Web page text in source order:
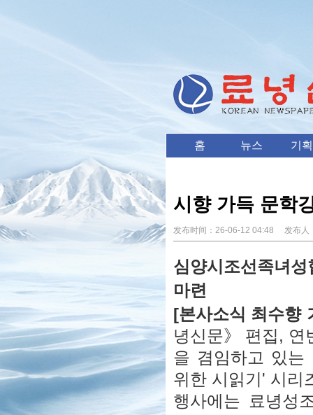
홈 뉴스 기획
시향 가득 문학
发布时间： 26-06-12 04:48 发布人
심양시조선족녀
마련
[본사소식 최수향
녕신문》 편집, 연
을 겸임하고 있
위한 시읽기' 시리
행사에는 료녕성